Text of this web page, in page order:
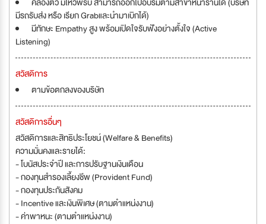
มีรถรับส่ง หรือ เรียก Grabและนำมาเบิกได้)
มีทักษะ Empathy สูง พร้อมเปิดใจรับฟังอย่างตั้งใจ (Active
Listening)
สวัสดิการ
ตามข้อตกลงของบริษัท
สวัสดิการอื่นๆ
สวัสดิการและสิทธิประโยชน์ (Welfare & Benefits)
ความมั่นคงและรายได้:
- โบนัสประจำปี และการปรับฐานเงินเดือน
- กองทุนสำรองเลี้ยงชีพ (Provident Fund)
- กองทุนประกันสังคม
- Incentive และเงินพิเศษ (ตามตำแหน่งงาน)
- ค่าพาหนะ (ตามตำแหน่งงาน)